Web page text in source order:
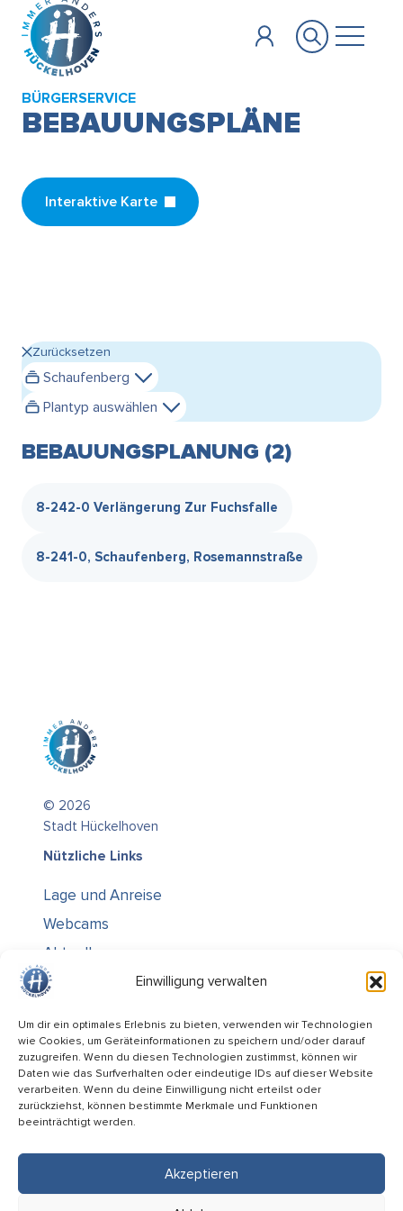
Einwilligung verwalten
Um dir ein optimales Erlebnis zu bieten, verwenden wir Technologien
wie Cookies, um Geräteinformationen zu speichern und/oder darauf
zuzugreifen. Wenn du diesen Technologien zustimmst, können wir
Daten wie das Surfverhalten oder eindeutige IDs auf dieser Website
verarbeiten. Wenn du deine Einwilligung nicht erteilst oder
zurückziehst, können bestimmte Merkmale und Funktionen
beeinträchtigt werden.
Akzeptieren
Zum Hauptinhalt springen
BÜRGERSERVICE
BEBAUUNGSPLÄNE
Interaktive Karte
Zurücksetzen
Schaufenberg
Plantyp auswählen
BEBAUUNGSPLANUNG (2)
8-242-0 Verlängerung Zur Fuchsfalle
8-241-0, Schaufenberg, Rosemannstraße
© 2026
Stadt Hückelhoven
Nützliche Links
Lage und Anreise
Webcams
Aktuelles
Über uns
Kontakt / Öffnungszeiten
Alle Ämter
Stellenausschreibungen
Rechtliches
Informiert bleiben